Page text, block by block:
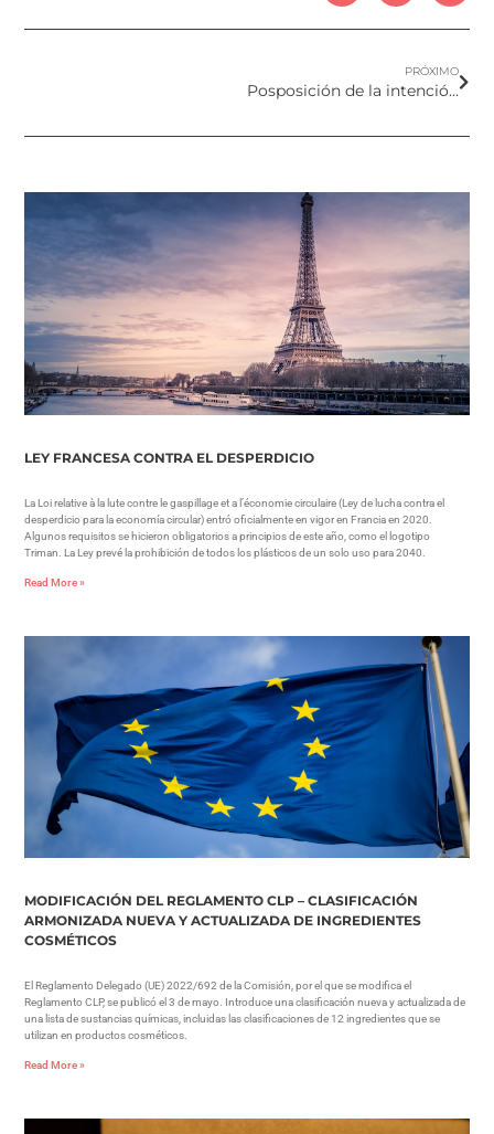
PRÓXIMO
Posposición de la intención de Francia de restringir el filtro UV Octocrileno
LEY FRANCESA CONTRA EL DESPERDICIO
La Loi relative à la lute contre le gaspillage et a l’économie circulaire (Ley de lucha contra el
desperdicio para la economía circular) entró oficialmente en vigor en Francia en 2020.
Algunos requisitos se hicieron obligatorios a principios de este año, como el logotipo
Triman. La Ley prevé la prohibición de todos los plásticos de un solo uso para 2040.
Read More »
MODIFICACIÓN DEL REGLAMENTO CLP – CLASIFICACIÓN
ARMONIZADA NUEVA Y ACTUALIZADA DE INGREDIENTES
COSMÉTICOS
El Reglamento Delegado (UE) 2022/692 de la Comisión, por el que se modifica el
Reglamento CLP, se publicó el 3 de mayo. Introduce una clasificación nueva y actualizada de
una lista de sustancias químicas, incluidas las clasificaciones de 12 ingredientes que se
utilizan en productos cosméticos.
Read More »